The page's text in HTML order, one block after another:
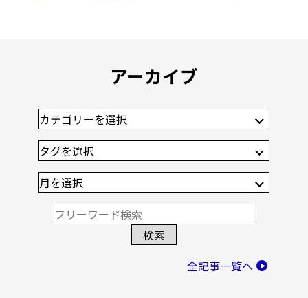
アーカイブ
全記事一覧へ